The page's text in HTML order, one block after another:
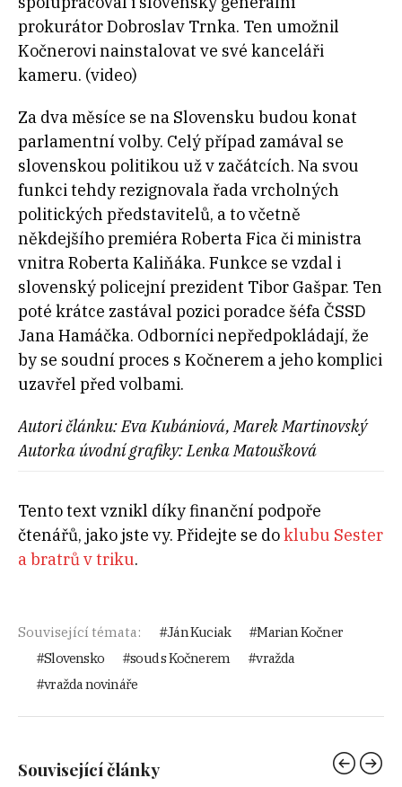
prokurátor Dobroslav Trnka. Ten umožnil
Kočnerovi nainstalovat ve své kanceláři
kameru. (video)
Za dva měsíce se na Slovensku budou konat
parlamentní volby. Celý případ zamával se
slovenskou politikou už v začátcích. Na svou
funkci tehdy rezignovala řada vrcholných
politických představitelů, a to včetně
někdejšího premiéra Roberta Fica či ministra
vnitra Roberta Kaliňáka. Funkce se vzdal i
slovenský policejní prezident Tibor Gašpar. Ten
poté krátce zastával pozici poradce šéfa ČSSD
Jana Hamáčka. Odborníci nepředpokládají, že
by se soudní proces s Kočnerem a jeho komplici
uzavřel před volbami.
Autori článku: Eva Kubániová, Marek Martinovský
Autorka úvodní grafiky: Lenka Matoušková
Tento text vznikl díky finanční podpoře
čtenářů, jako jste vy. Přidejte se doklubu Sester
a bratrů v triku.
Související témata: Ján Kuciak
Marian Kočner
Slovensko
soud s Kočnerem
vražda
vražda novináře
Související články